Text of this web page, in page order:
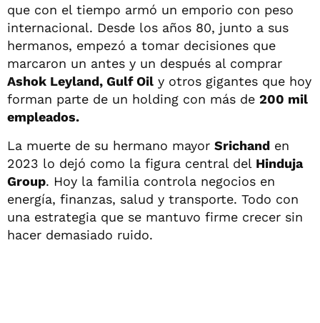
que con el tiempo armó un emporio con peso
internacional. Desde los años 80, junto a sus
hermanos, empezó a tomar decisiones que
marcaron un antes y un después al comprar
Ashok Leyland, Gulf Oil y otros gigantes que hoy
forman parte de un holding con más de 200 mil
empleados.
La muerte de su hermano mayor Srichand en
2023 lo dejó como la figura central del Hinduja
Group. Hoy la familia controla negocios en
energía, finanzas, salud y transporte. Todo con
una estrategia que se mantuvo firme crecer sin
hacer demasiado ruido.